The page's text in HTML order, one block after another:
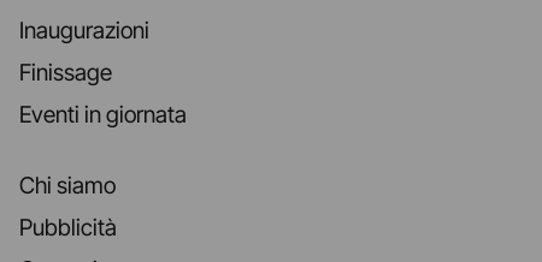
Inaugurazioni
Finissage
Eventi in giornata
Chi siamo
Pubblicità